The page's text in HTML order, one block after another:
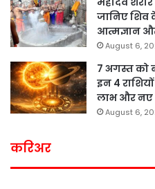
जानिए शिव
आत्मज्ञान
August 6,
7 अगस्त को
इन 4
लाभ और
August 6,
करिअर